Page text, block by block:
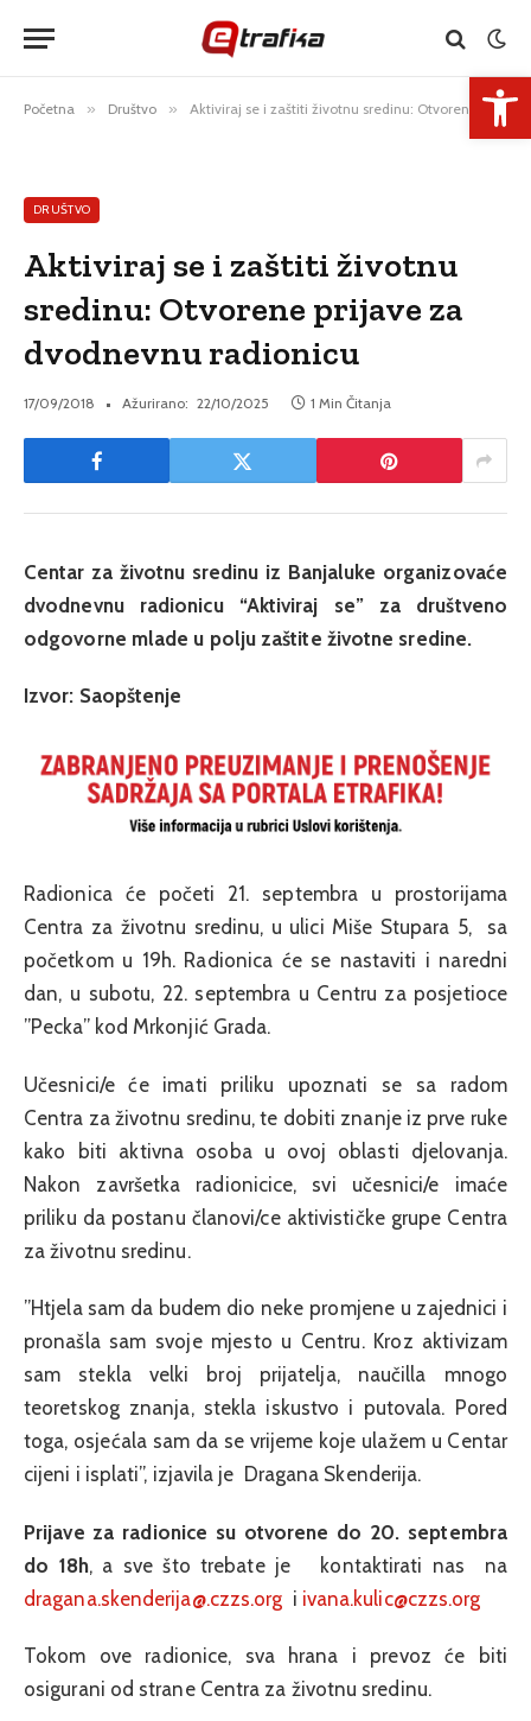
Početna » Društvo » Aktiviraj se i zaštiti životnu sredinu: Otvorene prijave za dvodnevnu radionicu
DRUŠTVO
Aktiviraj se i zaštiti životnu
sredinu: Otvorene prijave za
dvodnevnu radionicu
17/09/2018 Ažurirano: 22/10/2025 1 Min Čitanja
Centar za životnu sredinu iz Banjaluke organizovaće
dvodnevnu radionicu “Aktiviraj se” za društveno
odgovorne mlade u polju zaštite životne sredine.
Izvor: Saopštenje
Radionica će početi 21. septembra u prostorijama
Centra za životnu sredinu, u ulici Miše Stupara 5, sa
početkom u 19h. Radionica će se nastaviti i naredni
dan, u subotu, 22. septembra u Centru za posjetioce
”Pecka” kod Mrkonjić Grada.
Učesnici/e će imati priliku upoznati se sa radom
Centra za životnu sredinu, te dobiti znanje iz prve ruke
kako biti aktivna osoba u ovoj oblasti djelovanja.
Nakon završetka radionicice, svi učesnici/e imaće
priliku da postanu članovi/ce aktivističke grupe Centra
za životnu sredinu.
”Htjela sam da budem dio neke promjene u zajednici i
pronašla sam svoje mjesto u Centru. Kroz aktivizam
sam stekla velki broj prijatelja, naučilla mnogo
teoretskog znanja, stekla iskustvo i putovala. Pored
toga, osjećala sam da se vrijeme koje ulažem u Centar
cijeni i isplati”, izjavila je Dragana Skenderija.
Prijave za radionice su otvorene do 20. septembra
do 18h, a sve što trebate je kontaktirati nas na
dragana.skenderija@.czzs.org i ivana.kulic@czzs.org
Tokom ove radionice, sva hrana i prevoz će biti
osigurani od strane Centra za životnu sredinu.